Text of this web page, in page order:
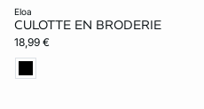
eloa
CULOTTE EN BRODERIE
18,99 €